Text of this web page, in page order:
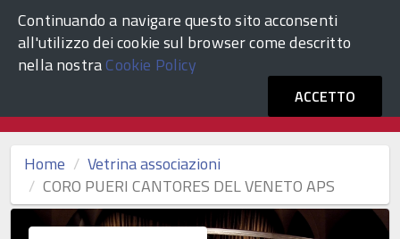
Continuando a navigare questo sito acconsenti
all'utilizzo dei cookie sul browser come descritto
nella nostraCookie Policy
ACCETTO
Comune di Venezia ACCEDI
Vetrina Associazioni Culturali
Home
Vetrina associazioni
CORO PUERI CANTORES DEL VENETO APS